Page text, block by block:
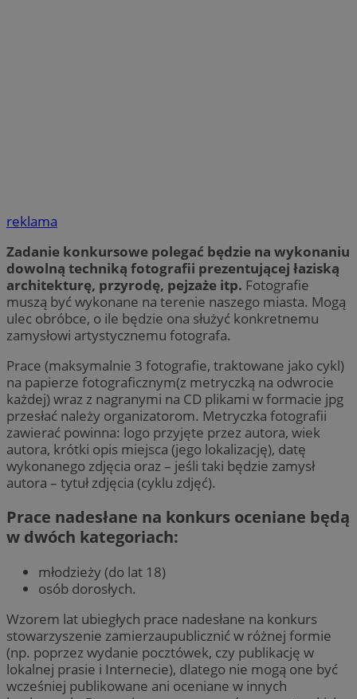
reklama
Zadanie konkursowe polegać będzie na wykonaniu
dowolną techniką fotografii prezentującej łaziską
architekturę, przyrodę, pejzaże itp. Fotografie
muszą być wykonane na terenie naszego miasta. Mogą
ulec obróbce, o ile będzie ona służyć konkretnemu
zamysłowi artystycznemu fotografa.
Prace (maksymalnie 3 fotografie, traktowane jako cykl)
na papierze fotograficznym(z metryczką na odwrocie
każdej) wraz z nagranymi na CD plikami w formacie jpg
przesłać należy organizatorom. Metryczka fotografii
zawierać powinna: logo przyjęte przez autora, wiek
autora, krótki opis miejsca (jego lokalizację), datę
wykonanego zdjęcia oraz – jeśli taki będzie zamysł
autora – tytuł zdjęcia (cyklu zdjęć).
Prace nadesłane na konkurs oceniane będą
w dwóch kategoriach:
młodzieży (do lat 18)
osób dorosłych.
Wzorem lat ubiegłych prace nadesłane na konkurs
stowarzyszenie zamierzaupublicznić w różnej formie
(np. poprzez wydanie pocztówek, czy publikację w
lokalnej prasie i Internecie), dlatego nie mogą one być
wcześniej publikowane ani oceniane w innych